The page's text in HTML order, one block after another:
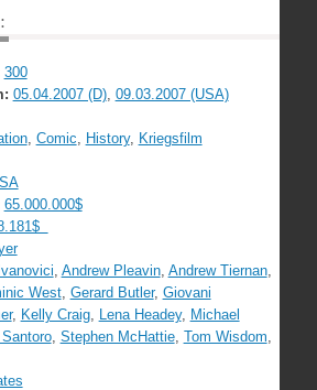
300
05.04.2007 (D), 09.03.2007 (USA)
, Comic History, Kriegsfilm
65.000.000$
Andrew Pleavin, Andrew Tiernan,
West, Gerard Butler, Giovani
, Kelly Craig, Lena Headey, Michael
, Stephen McHattie, Tom Wisdom